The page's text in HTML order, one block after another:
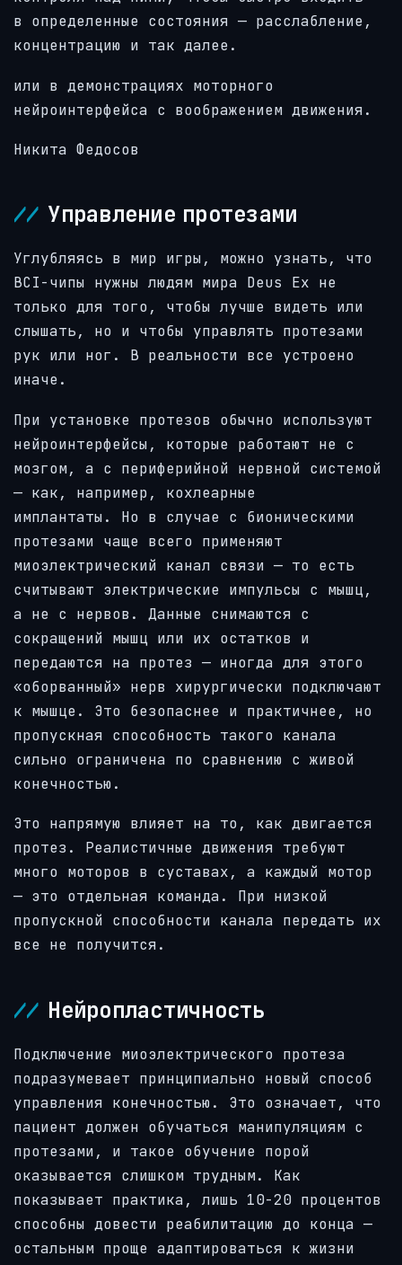
в определенные состояния — расслабление,
концентрацию и так далее.
или в демонстрациях моторного
нейроинтерфейса с воображением движения.
Никита Федосов
Управление протезами
Углубляясь в мир игры, можно узнать, что
BCI-чипы нужны людям мира Deus Ex не
только для того, чтобы лучше видеть или
слышать, но и чтобы управлять протезами
рук или ног. В реальности все устроено
иначе.
При установке протезов обычно используют
нейроинтерфейсы, которые работают не с
мозгом, а с периферийной нервной системой
— как, например, кохлеарные
имплантаты. Но в случае с бионическими
протезами чаще всего применяют
миоэлектрический канал связи — то есть
считывают электрические импульсы с мышц,
а не с нервов. Данные снимаются с
сокращений мышц или их остатков и
передаются на протез — иногда для этого
«оборванный» нерв хирургически подключают
к мышце. Это безопаснее и практичнее, но
пропускная способность такого канала
сильно ограничена по сравнению с живой
конечностью.
Это напрямую влияет на то, как двигается
протез. Реалистичные движения требуют
много моторов в суставах, а каждый мотор
— это отдельная команда. При низкой
пропускной способности канала передать их
все не получится.
Нейропластичность
Подключение миоэлектрического протеза
подразумевает принципиально новый способ
управления конечностью. Это означает, что
пациент должен обучаться манипуляциям с
протезами, и такое обучение порой
оказывается слишком трудным. Как
показывает практика, лишь 10-20 процентов
способны довести реабилитацию до конца —
остальным проще адаптироваться к жизни